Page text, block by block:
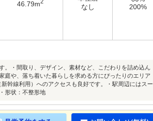
46.79m
なし
200%
。・間取り、デザイン、素材など、こだわりを詰め込ん
庭や、落ち着いた暮らしを求める方にぴったりのエリア
幹線利用）へのアクセスも良好です。・駅周辺にはスー
形状：不整形地